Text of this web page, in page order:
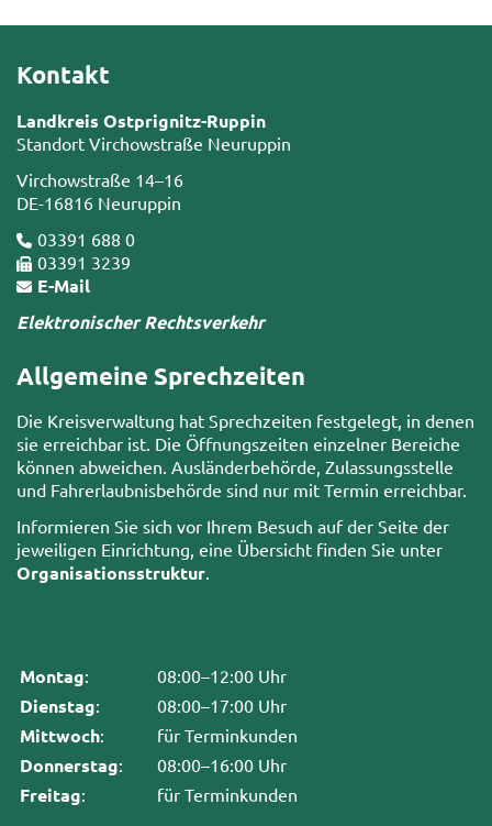
Kontakt
Landkreis Ostprignitz-Ruppin
Standort Virchowstraße Neuruppin
Virchowstraße 14–16
DE-16816 Neuruppin
03391 688 0
03391 3239
E-Mail
Elektronischer Rechtsverkehr
Allgemeine Sprechzeiten
Die Kreisverwaltung hat Sprechzeiten festgelegt, in denen
sie erreichbar ist. Die Öffnungszeiten einzelner Bereiche
können abweichen. Ausländerbehörde, Zulassungsstelle
und Fahrerlaubnisbehörde sind nur mit Termin erreichbar.
Informieren Sie sich vor Ihrem Besuch auf der Seite der
jeweiligen Einrichtung, eine Übersicht finden Sie unter
Organisationsstruktur.
Montag: 08:00–12:00 Uhr
Dienstag: 08:00–17:00 Uhr
Mittwoch: für Terminkunden
Donnerstag: 08:00–16:00 Uhr
Freitag: für Terminkunden